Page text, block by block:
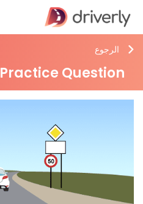
الرجوع
Practice Question